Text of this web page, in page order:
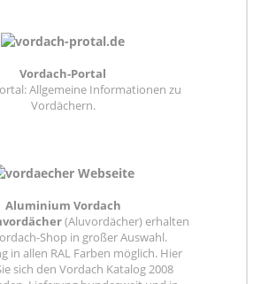
Vordach-Portal
Allgemeine Informationen zu
Vordächern.
Aluminium Vordach
(Aluvordächer) erhalten
Shop in großer Auswahl.
in allen RAL Farben möglich. Hier
sich den Vordach Katalog 2008